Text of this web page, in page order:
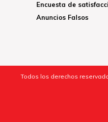
Encuesta de
Anuncios Falsos
Todos los derechos